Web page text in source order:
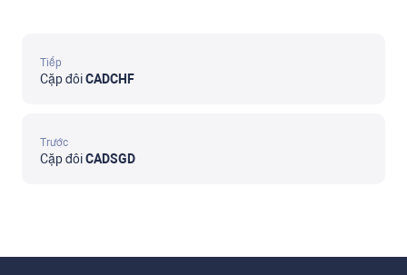
Tiếp
Cặp đôiCADCHF
Trước
Cặp đôiCADSGD